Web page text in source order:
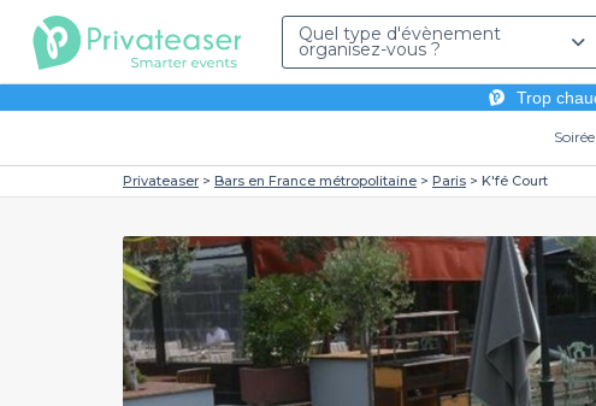
Quel type d'évènement
organisez-vous ?
Trop
Privateaser Bars en France métropolitaine Paris K'fé Court